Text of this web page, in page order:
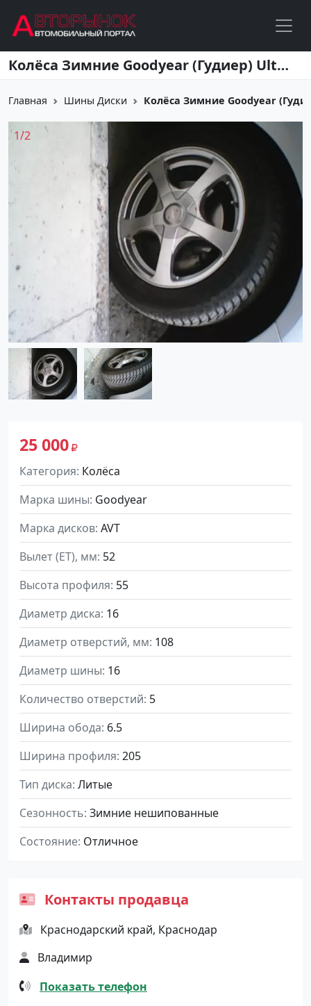
Перейти к основному содержанию Колёса Зимние Goodyear (Гудиер) Ultra Grip 8 205/55/R16
Главная Шины Диски Колёса Зимние Goodyear
25 000
Категория Колёса
Марка шины Goodyear
Марка дисков AVT
Вылет (ET), мм 52
Высота профиля 55
Диаметр диска 16
Диаметр отверстий, мм 108
Диаметр шины 16
Количество отверстий 5
Ширина обода 6.5
Ширина профиля 205
Тип диска Литые
Сезонность Зимние нешипованные
Состояние Отличное
1/2
Контакты продавца
Краснодарский край, Краснодар
Владимир
Показать телефон